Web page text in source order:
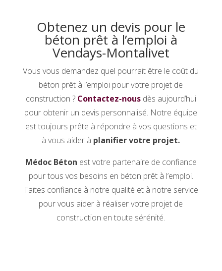
Obtenez un devis pour le
béton prêt à l’emploi à
Vendays-Montalivet
Vous vous demandez quel pourrait être le coût du
béton prêt à l’emploi pour votre projet de
construction ? Contactez-nousdès aujourd’hui
pour obtenir un devis personnalisé. Notre équipe
est toujours prête à répondre à vos questions et
à vous aider à planifier votre projet.
Médoc Béton est votre partenaire de confiance
pour tous vos besoins en béton prêt à l’emploi.
Faites confiance à notre qualité et à notre service
pour vous aider à réaliser votre projet de
construction en toute sérénité.